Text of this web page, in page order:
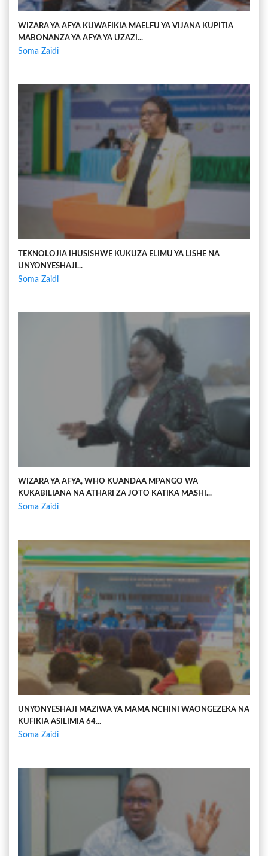
WIZARA YA AFYA KUWAFIKIA MAELFU YA VIJANA KUPITIA
MABONANZA YA AFYA YA UZAZI...
Soma Zaidi
TEKNOLOJIA IHUSISHWE KUKUZA ELIMU YA LISHE NA
UNYONYESHAJI...
Soma Zaidi
WIZARA YA AFYA, WHO KUANDAA MPANGO WA
KUKABILIANA NA ATHARI ZA JOTO KATIKA MASHI...
Soma Zaidi
UNYONYESHAJI MAZIWA YA MAMA NCHINI WAONGEZEKA NA
KUFIKIA ASILIMIA 64...
Soma Zaidi